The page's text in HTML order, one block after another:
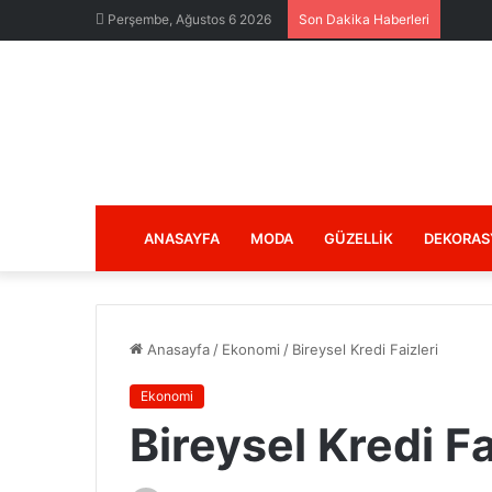
Perşembe, Ağustos 6 2026 Son Dakika Haberleri
ANASAYFA MODA GÜZELLIK
Anasayfa / Ekonomi / Bireysel Kredi Faizleri
Ekonomi
Bireysel Kredi